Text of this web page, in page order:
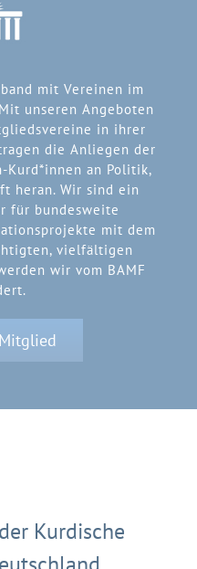
mit Vereinen im
unseren Angeboten
in ihrer
die Anliegen der
Kurd*innen an Politik,
heran. Wir sind ein
für bundesweite
mit dem
vielfältigen
wir vom BAMF
Kurdische